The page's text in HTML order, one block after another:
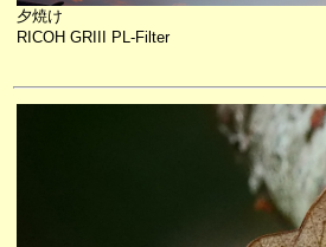
夕焼け
RICOH GRIII PL-Filter